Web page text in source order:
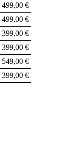
499,00 €
499,00 €
399,00 €
399,00 €
549,00 €
399,00 €